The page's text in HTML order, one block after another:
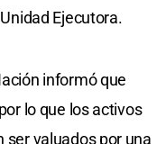
Ejecutora.
informó que
lo que los activos
ser valuados por una